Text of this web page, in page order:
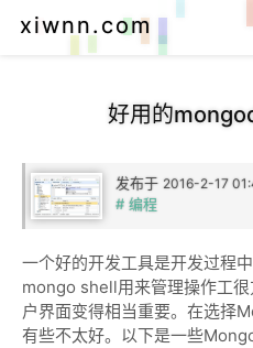
xiwnn.com
好用的
发布于 2016-2-17
# 编程
一个好的开发工具是开发过程
mongo shell用来管理操作工
户界面变得相当重要。在选择
有些不太好。以下是一些